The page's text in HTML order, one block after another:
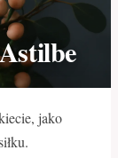
jako